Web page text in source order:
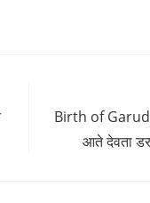
Birth of
आते देवता